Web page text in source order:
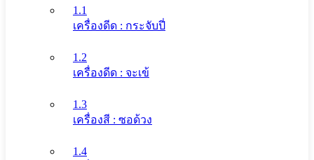
1.1
เครื่องดีด : กระจับปี่
1.2
เครื่องดีด : จะเข้
1.3
เครื่องสี : ซอด้วง
1.4